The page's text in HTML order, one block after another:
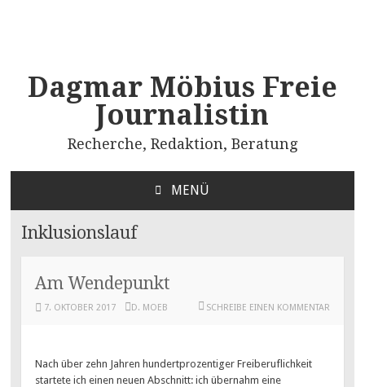
Dagmar Möbius Freie
Journalistin
Recherche, Redaktion, Beratung
MENÜ
SPRINGEN
Inklusionslauf
Am Wendepunkt
7. OKTOBER 2017 D. MOEB SCHREIBE EINEN KOMMENTAR
Nach über zehn Jahren hundertprozentiger Freiberuflichkeit
startete ich einen neuen Abschnitt: ich übernahm eine